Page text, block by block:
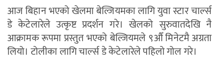
आज बिहान भएको खेलमा बेल्जियमका लागि युवा स्टार चार्ल्स
डे केटेलारेले उत्कृष्ट प्रदर्शन गरे। खेलको सुरुवातदेखि नै
आक्रामक रूपमा प्रस्तुत भएको बेल्जियमले ९औँ मिनेटमै अग्रता
लियो। टोलीका लागि चार्ल्स डे केटेलारेले पहिलो गोल गरे।